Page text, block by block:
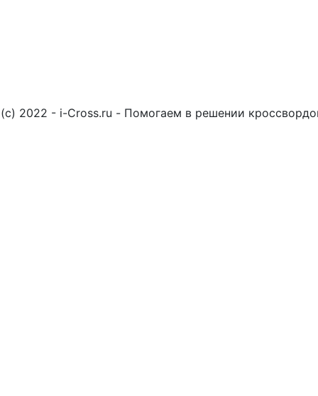
(c) 2022 - i-Cross.ru - Помогаем в решении